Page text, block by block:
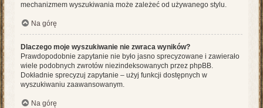
mechanizmem wyszukiwania może zależeć od używanego stylu.
Na górę
Dlaczego moje wyszukiwanie nie zwraca wyników?
Prawdopodobnie zapytanie nie było jasno sprecyzowane i zawierało
wiele podobnych zwrotów niezindeksowanych przez phpBB.
Dokładnie sprecyzuj zapytanie – użyj funkcji dostępnych w
wyszukiwaniu zaawansowanym.
Na górę